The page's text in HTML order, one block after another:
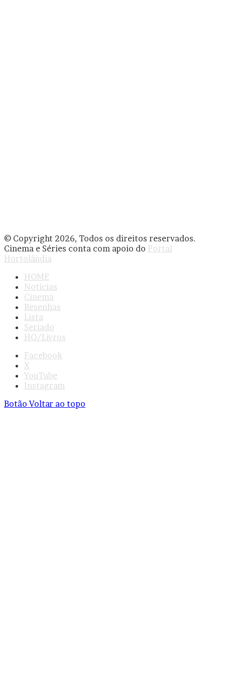
© Copyright 2026, Todos os direitos reservados.
Cinema e Séries conta com apoio do Portal
Hortolândia
HOME
Notícias
Cinema
Resenhas
Lista
Seriado
HQ/Livros
Facebook
X
YouTube
Instagram
Botão Voltar ao topo